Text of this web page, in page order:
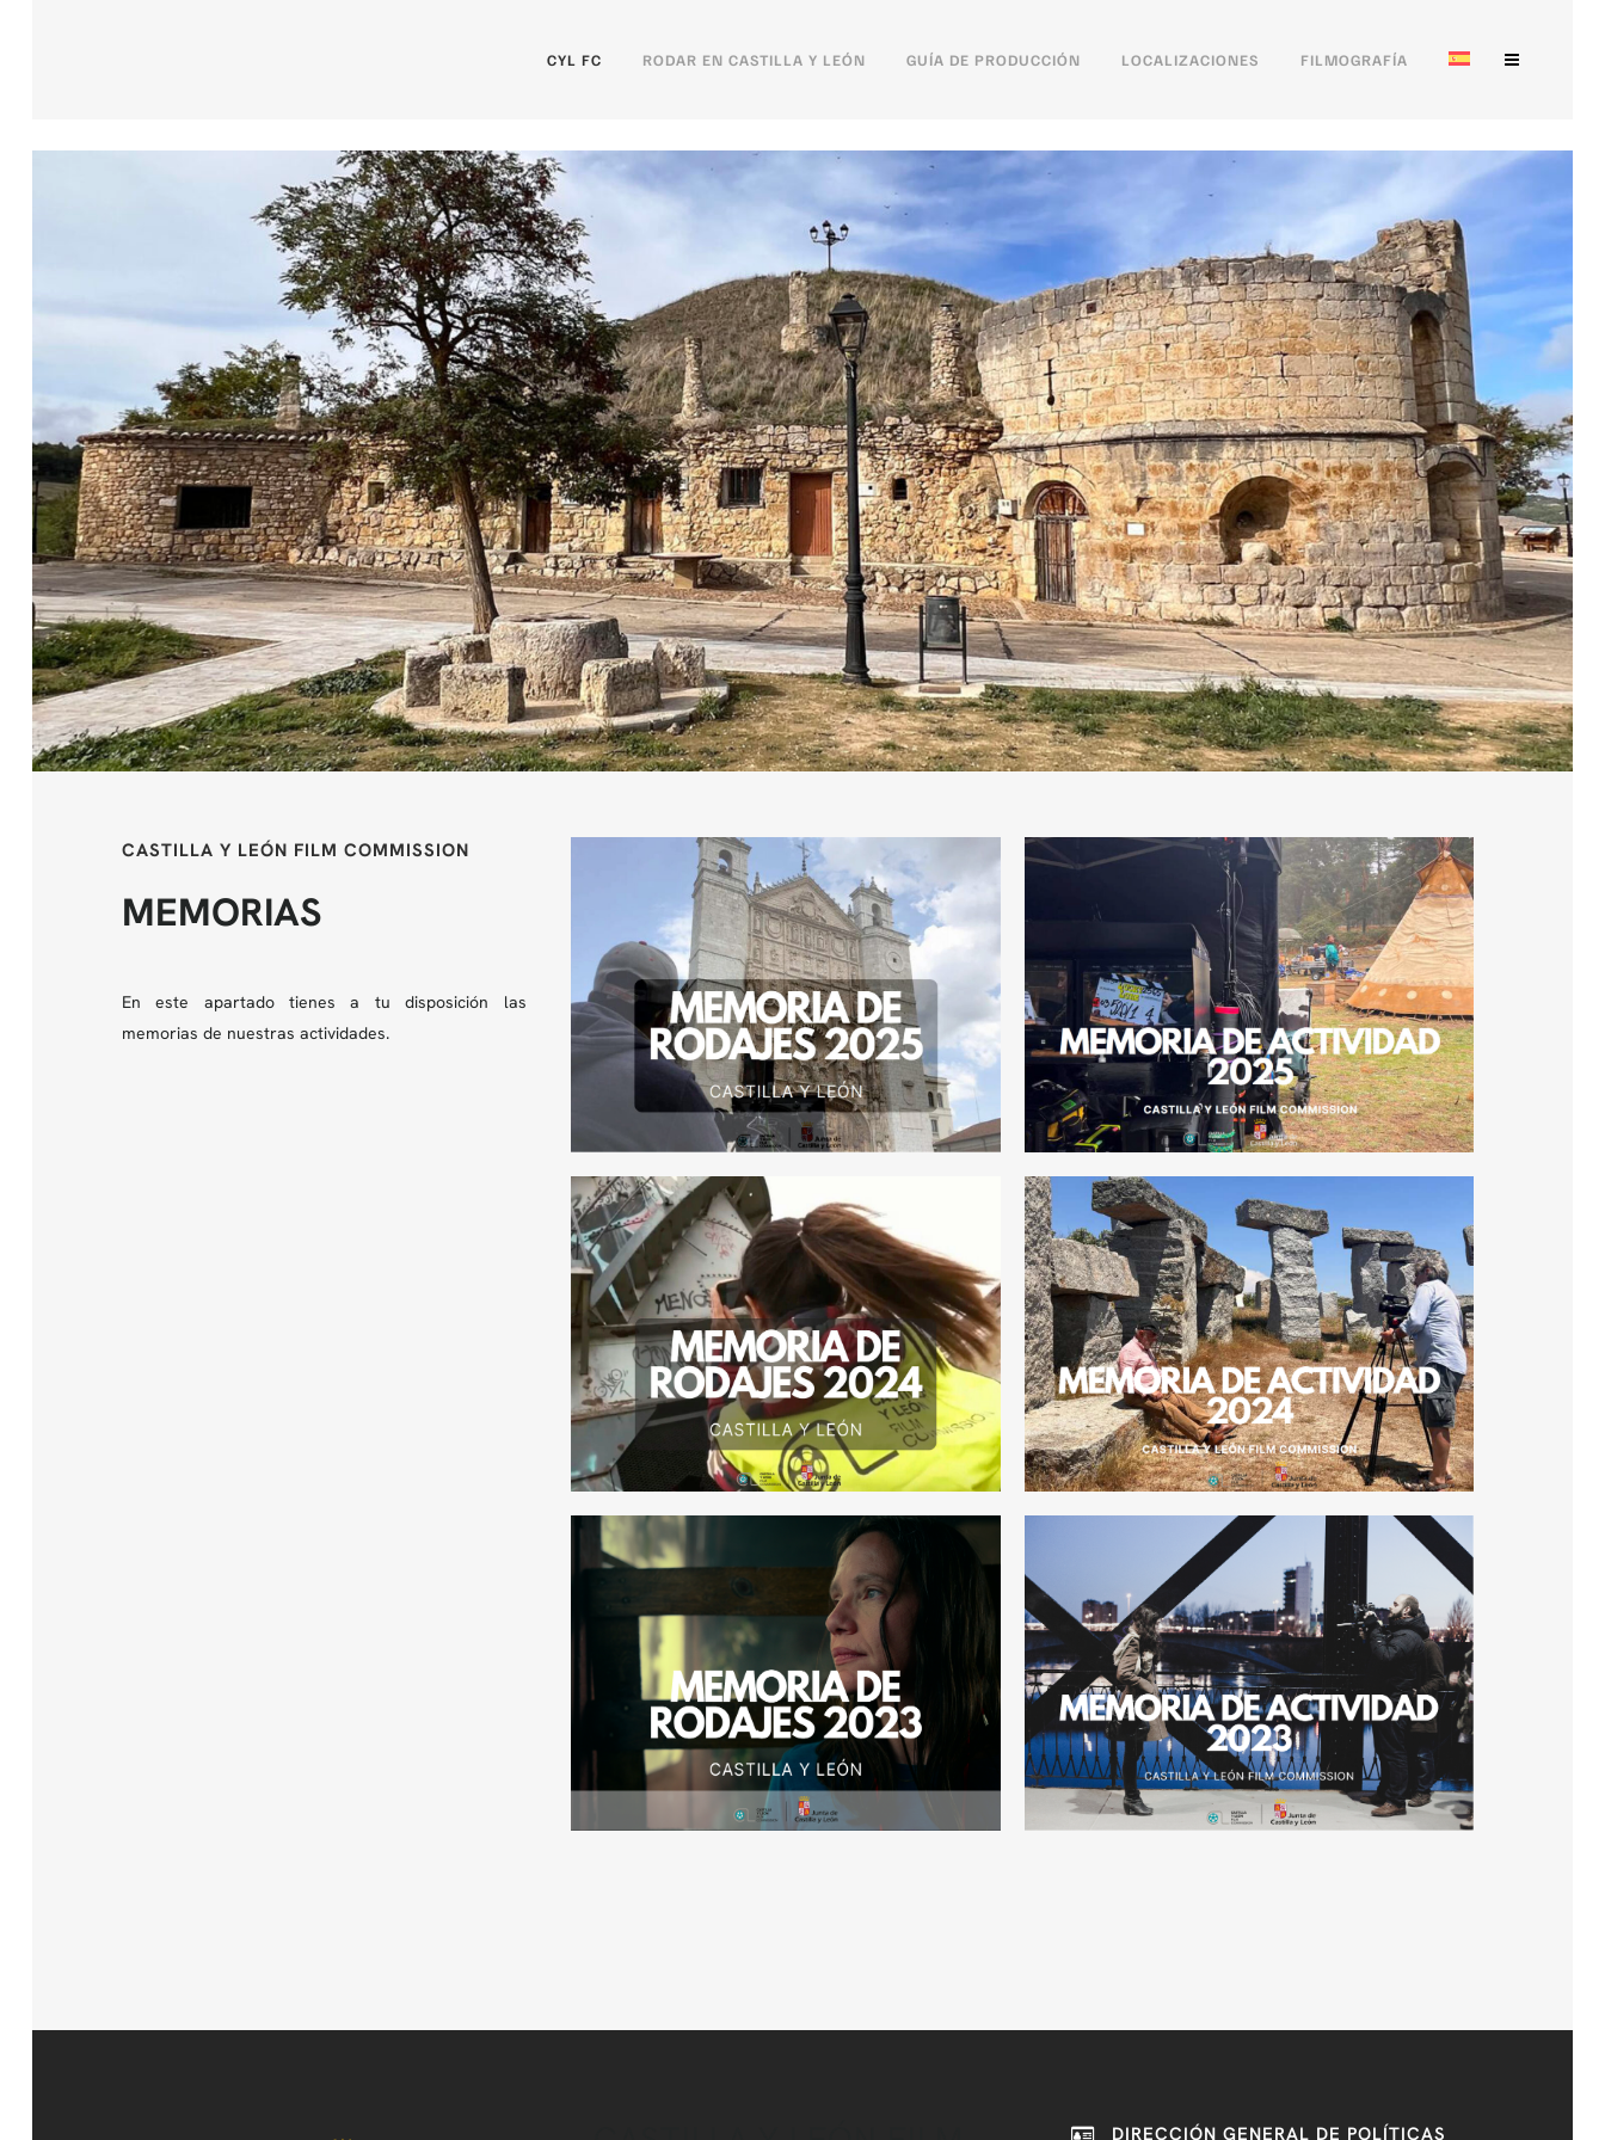
CYL FC RODAR EN CASTILLA Y LEÓN GUÍA DE PRODUCCIÓN LOCALIZACIONES FILMOGRAFÍA
CASTILLA Y LEÓN FILM COMMISSION
MEMORIAS
En este apartado tienes a tu disposición las
memorias de nuestras actividades.
DIRECCIÓN GENERAL DE POLÍTICAS